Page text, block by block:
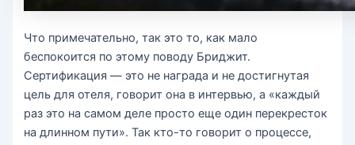
Что примечательно, так это то, как мало
беспокоится по этому поводу Бриджит.
Сертификация — это не награда и не достигнутая
цель для отеля, говорит она в интервью, а «каждый
раз это на самом деле просто еще один перекресток
на длинном пути». Так кто-то говорит о процессе,